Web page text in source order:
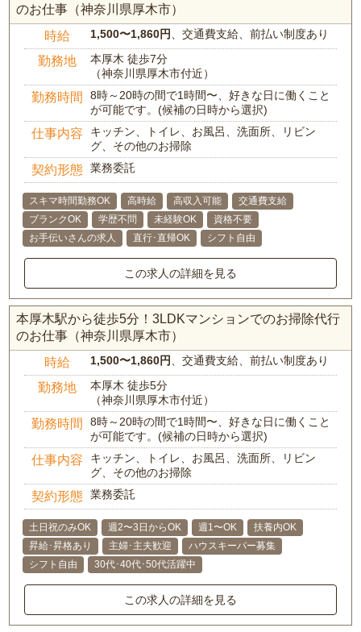
のお仕事（神奈川県厚木市）
時給 1,500〜1,860円 、交通費支給、前払い制度あり
勤務地
本厚木 徒歩7分
（神奈川県厚木市付近）
勤務時間
8時～20時の間で1時間〜、好きな日に働くこと
が可能です。(候補の日時から選択)
仕事内容
キッチン、トイレ、お風呂、洗面所、リビン
グ、その他のお掃除
契約形態 業務委託
スキマ時間勤務OK 高時給 高収入可能
交通費支給
ブランクOK
学歴不問 未経験OK
資格不要
お手伝いさんの求人
直行･直帰OK シフト自由
この求人の詳細を見る
本厚木駅から徒歩5分！3LDKマンションでのお掃除代行
のお仕事（神奈川県厚木市）
時給 1,500〜1,860円 、交通費支給、前払い制度あり
勤務地
本厚木 徒歩5分
（神奈川県厚木市付近）
勤務時間
8時～20時の間で1時間〜、好きな日に働くこと
が可能です。(候補の日時から選択)
仕事内容
キッチン、トイレ、お風呂、洗面所、リビン
グ、その他のお掃除
契約形態 業務委託
土日祝のみOK 週2〜3日からOK 週1〜OK
扶養内OK
昇給･昇格あり
主婦･主夫歓迎
ハウスキーパー募集
シフト自由
30代･40代･50代活躍中
この求人の詳細を見る